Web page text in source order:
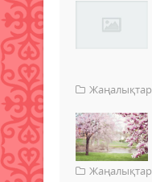
Жаңалықтар
Жаңалықтар